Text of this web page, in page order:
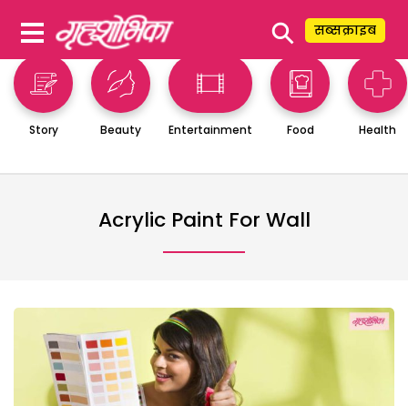
⚲ सब्सक्राइब
Story Beauty Entertainment Food Health
Acrylic Paint For Wall